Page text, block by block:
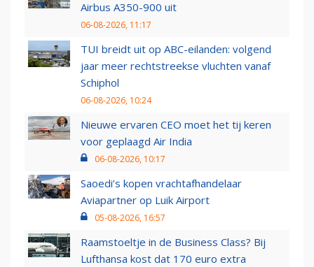
Airbus A350-900 uit
06-08-2026, 11:17
TUI breidt uit op ABC-eilanden: volgend
jaar meer rechtstreekse vluchten vanaf
Schiphol
06-08-2026, 10:24
Nieuwe ervaren CEO moet het tij keren
voor geplaagd Air India
06-08-2026, 10:17
Saoedi’s kopen vrachtafhandelaar
Aviapartner op Luik Airport
05-08-2026, 16:57
Raamstoeltje in de Business Class? Bij
Lufthansa kost dat 170 euro extra